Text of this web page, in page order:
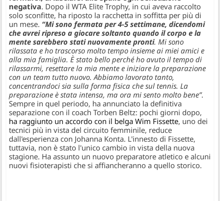
negativa. Dopo il WTA Elite Trophy, in cui aveva raccolto
solo sconfitte, ha riposto la racchetta in soffitta per più di
un mese. “Mi sono fermata per 4-5 settimane, dicendomi
che avrei ripreso a giocare soltanto quando il corpo e la
mente sarebbero stati nuovamente pronti. Mi sono
rilassata e ho trascorso molto tempo insieme ai miei amici e
alla mia famiglia. È stato bello perché ho avuto il tempo di
rilassarmi, resettare la mia mente e iniziare la preparazione
con un team tutto nuovo. Abbiamo lavorato tanto,
concentrandoci sia sulla forma fisica che sul tennis. La
preparazione è stata intensa, ma ora mi sento molto bene”.
Sempre in quel periodo, ha annunciato la definitiva
separazione con il coach Torben Beltz: pochi giorni dopo,
ha raggiunto un accordo con il belga Wim Fissette, uno dei
tecnici più in vista del circuito femminile, reduce
dall'esperienza con Johanna Konta. L'innesto di Fissette,
tuttavia, non è stato l'unico cambio in vista della nuova
stagione. Ha assunto un nuovo preparatore atletico e alcuni
nuovi fisioterapisti che si affiancheranno a quello storico.